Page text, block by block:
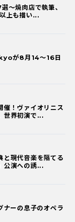
〜焼肉店で執筆、
上も描い...
が8月14～16日
催！ヴァイオリニス
世界初演で...
と現代音楽を隔てる
公演への誘...
ーの息子のオペラ